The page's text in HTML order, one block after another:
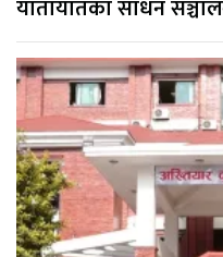
यातायातका साधन